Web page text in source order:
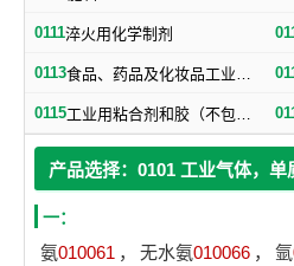
0111淬火用化学制剂
0113 食品、药品及化妆品工业用化学品（不包括食品用防腐盐）
0115 工业用粘合剂和胶（不包括纸用粘合剂）
产品选择：0101 工业气体，单
一：
氨010061 ， 无水氨010066 ， 氩